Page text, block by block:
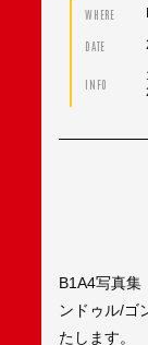
WHERE
DATE
INFO
B1A4写真集
ンドゥル/ゴ
たします。